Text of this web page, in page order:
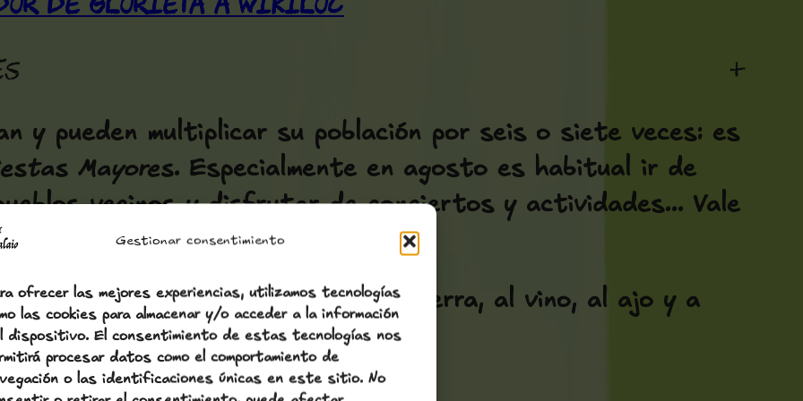
Gestionar consentimiento
ofrecer las mejores experiencias, utilizamos tecnologías
las cookies para almacenar y/o acceder a la información
dispositivo. El consentimiento de estas tecnologías nos
procesar datos como el comportamiento de
o las identificaciones únicas en este sitio. No
+
y pueden multiplicar su población por seis o siete veces: es
Mayores. Especialmente en agosto es habitual ir de
vecinos y disfrutar de conciertos y actividades... Vale
dedicadas a los productos de la tierra, al vino, al ajo y a